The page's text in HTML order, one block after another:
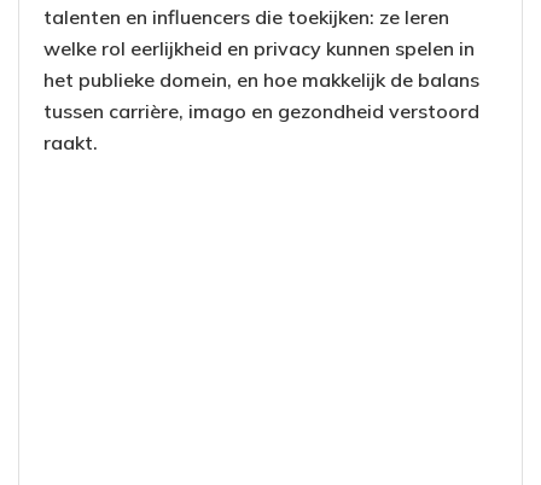
talenten en influencers die toekijken: ze leren
welke rol eerlijkheid en privacy kunnen spelen in
het publieke domein, en hoe makkelijk de balans
tussen carrière, imago en gezondheid verstoord
raakt.